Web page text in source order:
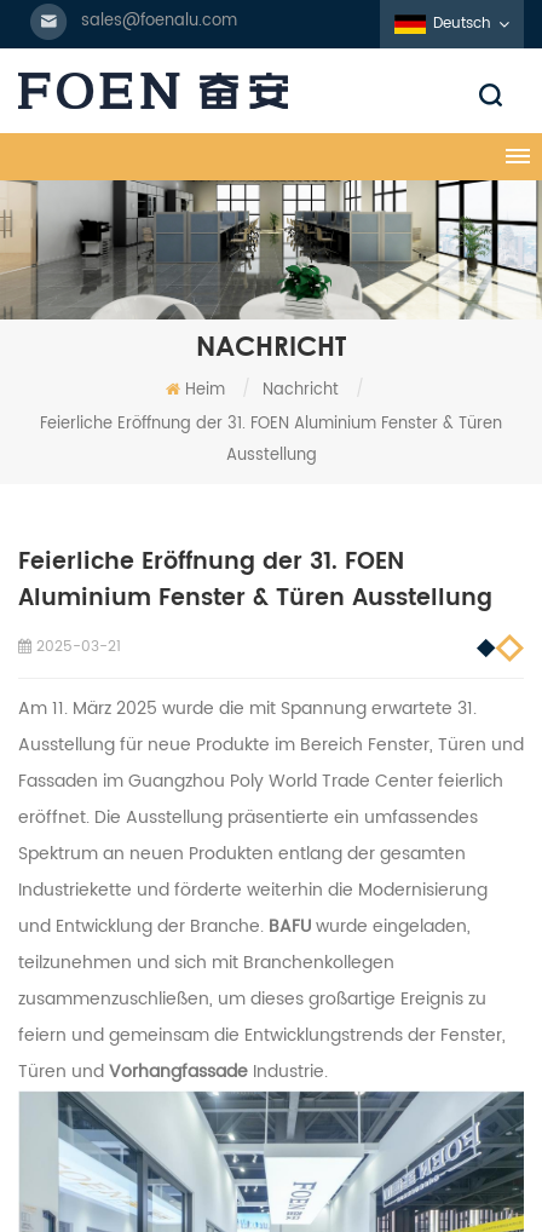
sales@foenalu.com Deutsch
NACHRICHT
Heim / Nachricht
/
Feierliche Eröffnung der 31. FOEN Aluminium Fenster & Türen
Ausstellung
Feierliche Eröffnung der 31. FOEN
Aluminium Fenster & Türen Ausstellung
2025-03-21
Am 11. März 2025 wurde die mit Spannung erwartete 31.
Ausstellung für neue Produkte im Bereich Fenster, Türen und
Fassaden im Guangzhou Poly World Trade Center feierlich
eröffnet. Die Ausstellung präsentierte ein umfassendes
Spektrum an neuen Produkten entlang der gesamten
Industriekette und förderte weiterhin die Modernisierung
und Entwicklung der Branche. BAFUwurde eingeladen,
teilzunehmen und sich mit Branchenkollegen
zusammenzuschließen, um dieses großartige Ereignis zu
feiern und gemeinsam die Entwicklungstrends der Fenster,
Türen undVorhangfassade Industrie.